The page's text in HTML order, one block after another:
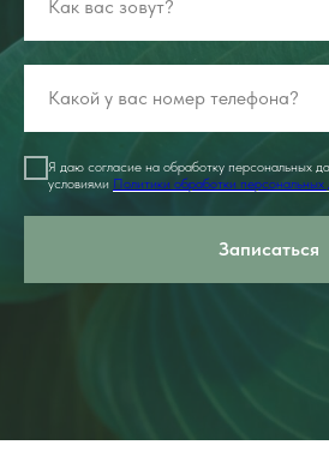
Я даю согласие на обработку персональных
условиями Политики обработки персональных
Записаться